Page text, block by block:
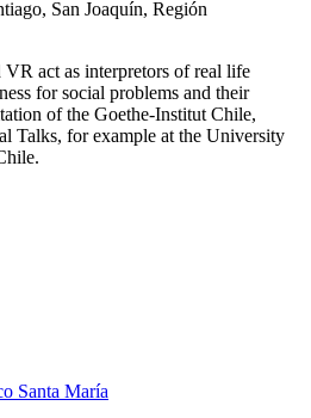
San Joaquín, Región
VR act as interpretors of real life
for social problems and their
of the Goethe-Institut Chile,
Talks, for example at the University
Santa María